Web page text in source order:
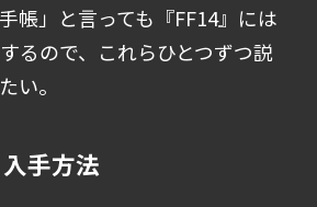
帳」と言っても『FF14』には
るので、これらひとつずつ説
い。
手方法